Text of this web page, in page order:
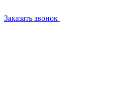
Заказать звонок